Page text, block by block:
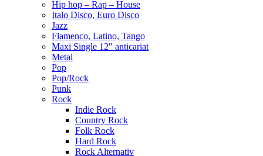
Hip hop – Rap – House
Italo Disco, Euro Disco
Jazz
Flamenco, Latino, Tango
Maxi Single 12″ anticariat
Metal
Pop
Pop/Rock
Punk
Rock
Indie Rock
Country Rock
Folk Rock
Hard Rock
Rock Alternativ